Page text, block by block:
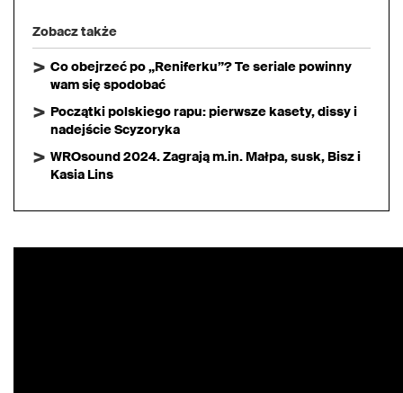
Zobacz także
Co obejrzeć po „Reniferku”? Te seriale powinny
wam się spodobać
Początki polskiego rapu: pierwsze kasety, dissy i
nadejście Scyzoryka
WROsound 2024. Zagrają m.in. Małpa, susk, Bisz i
Kasia Lins